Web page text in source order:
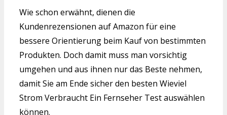
Wie schon erwähnt, dienen die
Kundenrezensionen auf Amazon für eine
bessere Orientierung beim Kauf von bestimmten
Produkten. Doch damit muss man vorsichtig
umgehen und aus ihnen nur das Beste nehmen,
damit Sie am Ende sicher den besten Wieviel
Strom Verbraucht Ein Fernseher Test auswählen
können.